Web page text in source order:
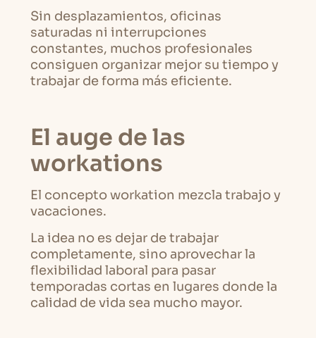
Sin desplazamientos, oficinas
saturadas ni interrupciones
constantes, muchos profesionales
consiguen organizar mejor su tiempo y
trabajar de forma más eficiente.
El auge de las
workations
El concepto workation mezcla trabajo y
vacaciones.
La idea no es dejar de trabajar
completamente, sino aprovechar la
flexibilidad laboral para pasar
temporadas cortas en lugares donde la
calidad de vida sea mucho mayor.